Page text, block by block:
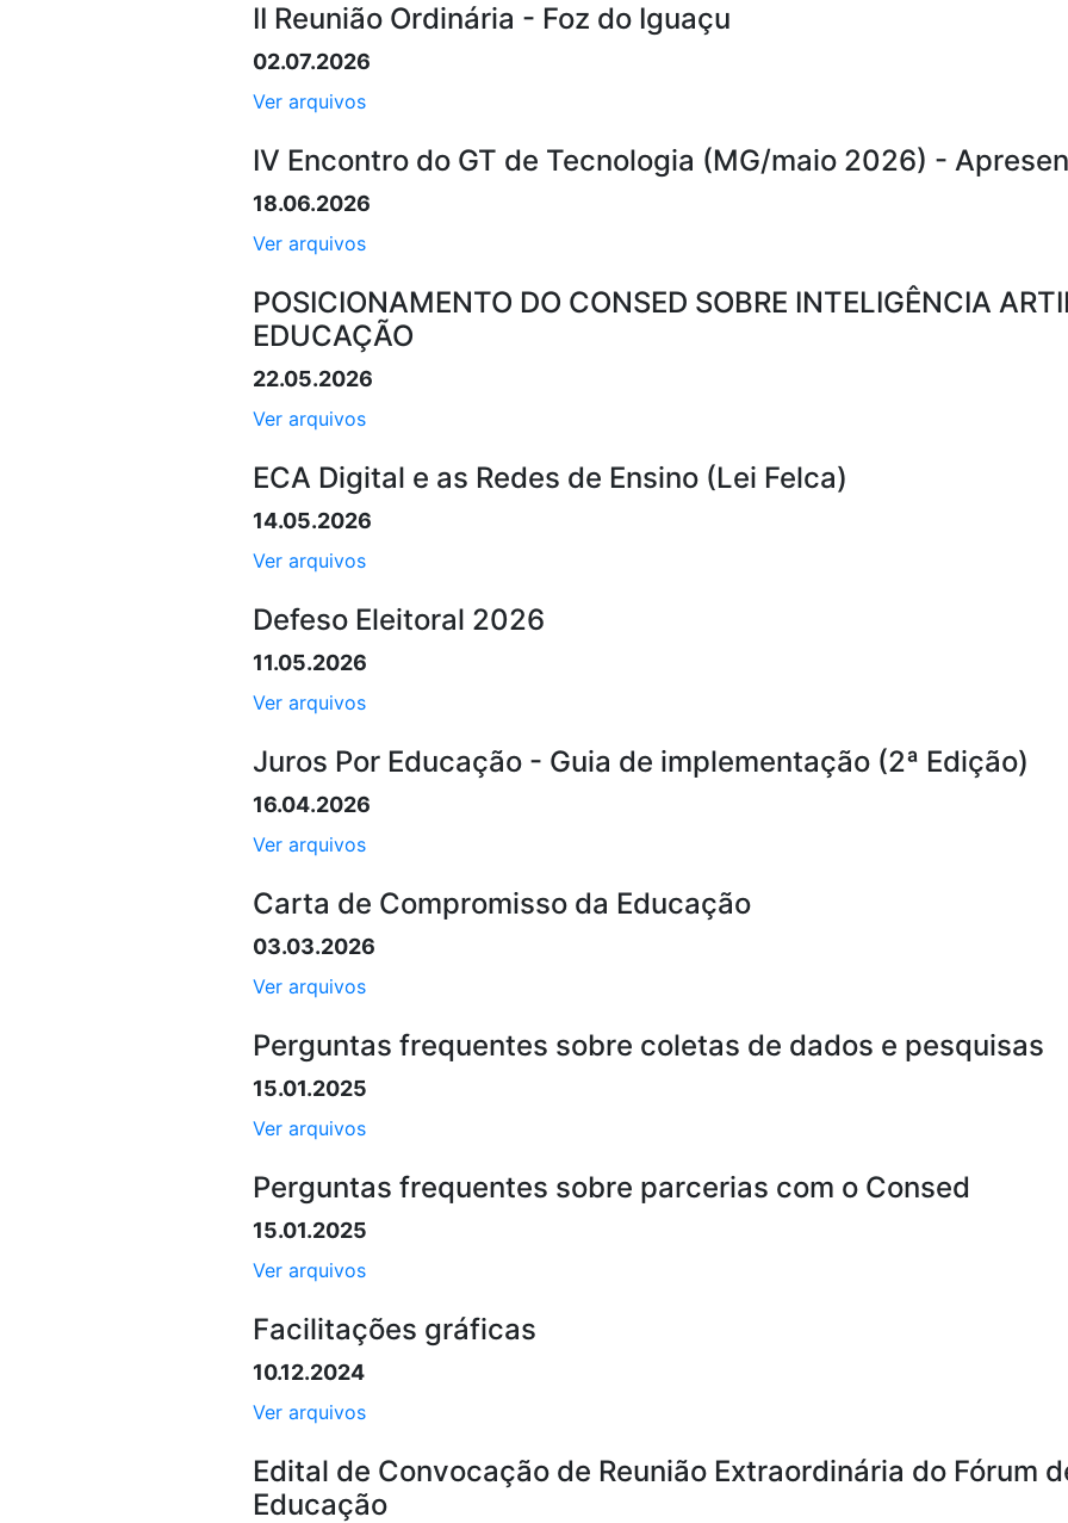
II Reunião Ordinária - Foz do Iguaçu
02.07.2026
Ver arquivos
IV Encontro do GT de Tecnologia (MG/maio 2026) -
18.06.2026
Ver arquivos
POSICIONAMENTO DO CONSED SOBRE INTELIGÊNCIA
EDUCAÇÃO
22.05.2026
Ver arquivos
ECA Digital e as Redes de Ensino (Lei Felca)
14.05.2026
Ver arquivos
Defeso Eleitoral 2026
11.05.2026
Ver arquivos
Juros Por Educação - Guia de implementação (2ª Edição)
16.04.2026
Ver arquivos
Carta de Compromisso da Educação
03.03.2026
Ver arquivos
Perguntas frequentes sobre coletas de dados e pesquisas
15.01.2025
Ver arquivos
Perguntas frequentes sobre parcerias com o Consed
15.01.2025
Ver arquivos
Facilitações gráficas
10.12.2024
Ver arquivos
Edital de Convocação de Reunião Extraordinária do Fórum
Educação